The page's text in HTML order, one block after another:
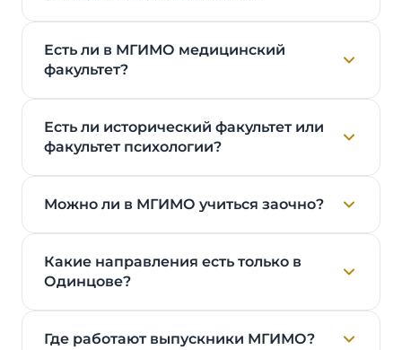
Есть ли в МГИМО медицинский
факультет?
Есть ли исторический факультет или
факультет психологии?
Можно ли в МГИМО учиться заочно?
Какие направления есть только в
Одинцове?
Где работают выпускники МГИМО?